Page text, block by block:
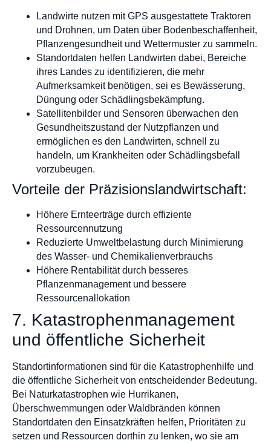
Landwirte nutzen mit GPS ausgestattete Traktoren
und Drohnen, um Daten über Bodenbeschaffenheit,
Pflanzengesundheit und Wettermuster zu sammeln.
Standortdaten helfen Landwirten dabei, Bereiche
ihres Landes zu identifizieren, die mehr
Aufmerksamkeit benötigen, sei es Bewässerung,
Düngung oder Schädlingsbekämpfung.
Satellitenbilder und Sensoren überwachen den
Gesundheitszustand der Nutzpflanzen und
ermöglichen es den Landwirten, schnell zu
handeln, um Krankheiten oder Schädlingsbefall
vorzubeugen.
Vorteile der Präzisionslandwirtschaft:
Höhere Ernteerträge durch effiziente
Ressourcennutzung
Reduzierte Umweltbelastung durch Minimierung
des Wasser- und Chemikalienverbrauchs
Höhere Rentabilität durch besseres
Pflanzenmanagement und bessere
Ressourcenallokation
7. Katastrophenmanagement
und öffentliche Sicherheit
Standortinformationen sind für die Katastrophenhilfe und
die öffentliche Sicherheit von entscheidender Bedeutung.
Bei Naturkatastrophen wie Hurrikanen,
Überschwemmungen oder Waldbränden können
Standortdaten den Einsatzkräften helfen, Prioritäten zu
setzen und Ressourcen dorthin zu lenken, wo sie am